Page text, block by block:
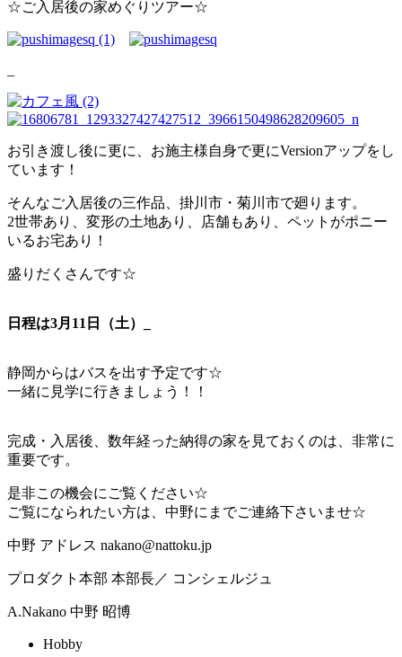
☆ご入居後の家めぐりツアー☆
お引き渡し後に更に、お施主様自身で更にVersionアップをし
ています！
そんなご入居後の三作品、掛川市・菊川市で廻ります。
2世帯あり、変形の土地あり、店舗もあり、ペットがポニー
いるお宅あり！
盛りだくさんです☆
日程は3月11日（土）_
静岡からはバス を出す予定です☆
一緒に見学に行きましょう！！
完成・入居後、数年経った納得の家を見ておくのは、非常に
重要です。
是非この機会にご覧ください☆
ご覧になられたい方は、中野にまでご連絡下さいませ☆
中野 アドレス nakano@nattoku.jp
プロダクト本部 本部長／ コンシェルジュ
A.Nakano 中野 昭博
Hobby